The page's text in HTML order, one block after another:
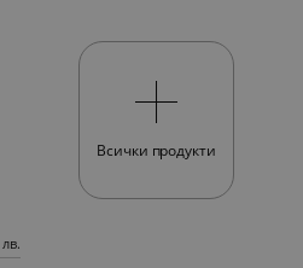
Всички продукти
лв.